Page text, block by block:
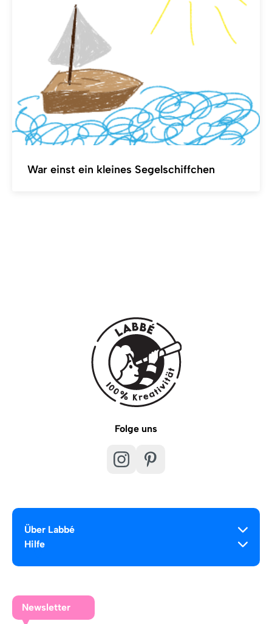
War einst ein kleines Segelschiffchen
Folge uns
Über Labbé
Hilfe
Newsletter